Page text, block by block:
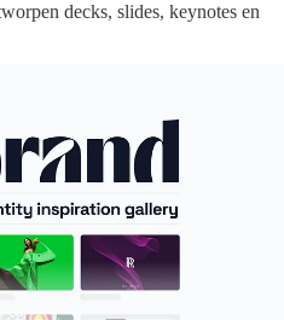
decks, slides, keynotes en